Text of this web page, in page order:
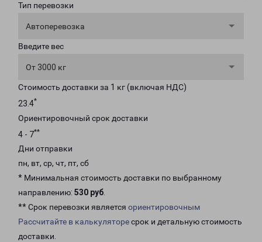
Тип перевозки
Автоперевозка
Введите вес
От 3000 кг
Стоимость доставки за 1 кг (включая НДС)
23.4*
Ориентировочный срок доставки
4 - 7**
Дни отправки
пн, вт, ср, чт, пт, сб
* Минимальная стоимость доставки по выбранному
направлению: 530 руб.
** Срок перевозки является ориентировочным
Рассчитайте в калькуляторесрок и детальную стоимость
доставки.